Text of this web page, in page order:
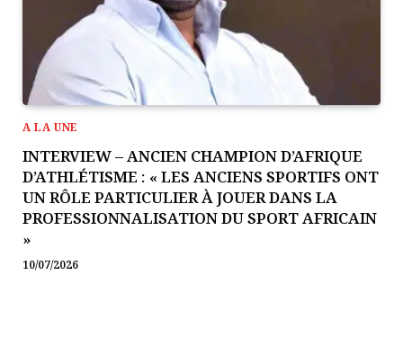
A LA UNE
INTERVIEW – ANCIEN CHAMPION D’AFRIQUE
D’ATHLÉTISME : « LES ANCIENS SPORTIFS ONT
UN RÔLE PARTICULIER À JOUER DANS LA
PROFESSIONNALISATION DU SPORT AFRICAIN
»
10/07/2026